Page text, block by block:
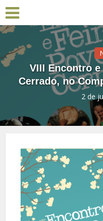
VIII Encontro
Cerrado, no
2 de